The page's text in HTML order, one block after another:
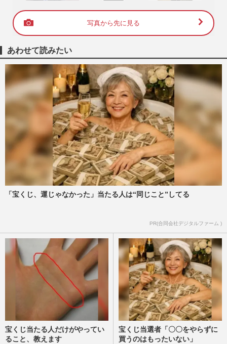
写真から先に見る
あわせて読みたい
「宝くじ、運じゃなかった」当たる人は“同じこと”してる
PR(合同会社デジタルファーム )
宝くじ当たる人だけがやってい
ること、教えます
宝くじ当選者「〇〇をやらずに
買うのはもったいない」